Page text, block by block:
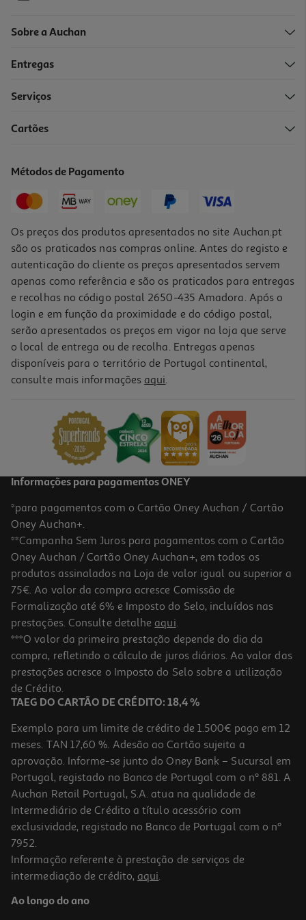
-10%
8,99 € PVP de editor
-10%
De Que Cor É Um Beijinho
PVP de editor
11,61 €
-10%
Livro O Monstro Das Cores Vai À Escola - Anna Llenas
12.56 €/un
13,95 € PVP de editor
12,56 €
-10%
Livro O Pequeno Livro Da Gentileza
8.91 €/un
Sobre a Auchan
Entregas
Serviços
Cartões
Métodos de Pagamento
Os preços dos produtos apresentados no site Auchan.pt
são os praticados nas compras online. Antes do registo e
autenticação do cliente os preços apresentados servem
apenas como referência e são os praticados para entregas
e recolhas no código postal 2650-435 Amadora. Após o
login e em função da proximidade e do código postal,
serão apresentados os preços em vigor na loja que serve
o local de entrega ou de recolha. Entregas apenas
disponíveis para o território de Portugal continental,
consulte mais informações aqui.
Informações para pagamentos ONEY
*para pagamentos com o Cartão Oney Auchan / Cartão
Oney Auchan+.
**Campanha Sem Juros para pagamentos com o Cartão
Oney Auchan / Cartão Oney Auchan+, em todos os
produtos assinalados na Loja de valor igual ou superior a
75€. Ao valor da compra acresce Comissão de
Formalização até 6% e Imposto do Selo, incluídos nas
prestações. Consulte detalhe aqui.
***O valor da primeira prestação depende do dia da
compra, refletindo o cálculo de juros diários. Ao valor das
prestações acresce o Imposto do Selo sobre a utilização
de Crédito.
TAEG DO CARTÃO DE CRÉDITO: 18,4 %
Exemplo para um limite de crédito de 1.500€ pago em 12
meses. TAN 17,60 %. Adesão ao Cartão sujeita a
aprovação. Informe-se junto do Oney Bank – Sucursal em
Portugal, registado no Banco de Portugal com o nº 881. A
Auchan Retail Portugal, S.A. atua na qualidade de
Intermediário de Crédito a título acessório com
exclusividade, registado no Banco de Portugal com o nº
7952.
Informação referente à prestação de serviços de
intermediação de crédito, aqui.
Ao longo do ano